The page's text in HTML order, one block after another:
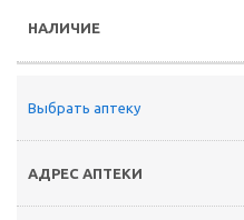
Выбрать аптеку